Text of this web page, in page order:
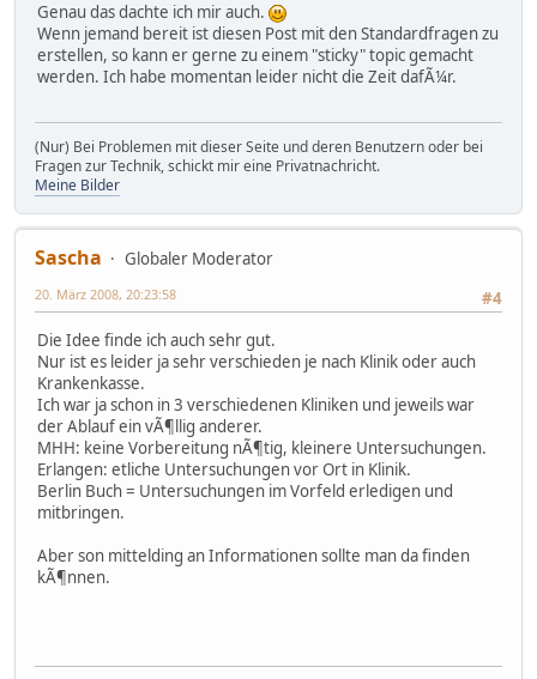
Genau das dachte ich mir auch.
Wenn jemand bereit ist diesen Post mit den Standardfragen zu
erstellen, so kann er gerne zu einem "sticky" topic gemacht
werden. Ich habe momentan leider nicht die Zeit dafÃ¼r.
(Nur) Bei Problemen mit dieser Seite und deren Benutzern oder bei
Fragen zur Technik, schickt mir eine Privatnachricht.
Meine Bilder
Sascha
Globaler Moderator
#4
20. März 2008, 20:23:58
Die Idee finde ich auch sehr gut.
Nur ist es leider ja sehr verschieden je nach Klinik oder auch
Krankenkasse.
Ich war ja schon in 3 verschiedenen Kliniken und jeweils war
der Ablauf ein vÃ¶llig anderer.
MHH: keine Vorbereitung nÃ¶tig, kleinere Untersuchungen.
Erlangen: etliche Untersuchungen vor Ort in Klinik.
Berlin Buch = Untersuchungen im Vorfeld erledigen und
mitbringen.
Aber son mittelding an Informationen sollte man da finden
kÃ¶nnen.